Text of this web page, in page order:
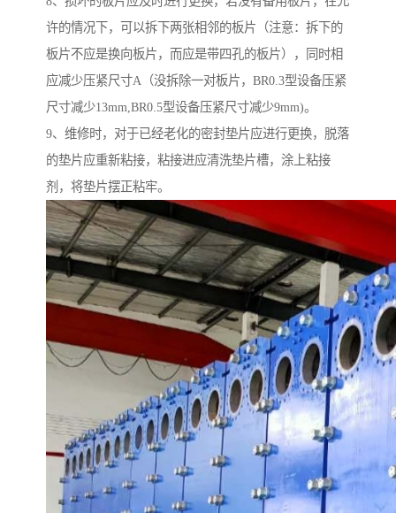
许的情况下，可以拆下两张相邻的板片（注意：拆下的
板片不应是换向板片，而应是带四孔的板片），同时相
应减少压紧尺寸A（没拆除一对板片，BR0.3型设备压紧
尺寸减少13mm,BR0.5型设备压紧尺寸减少9mm)。
9、维修时，对于已经老化的密封垫片应进行更换，脱落
的垫片应重新粘接，粘接进应清洗垫片槽，涂上粘接
剂，将垫片摆正粘牢。